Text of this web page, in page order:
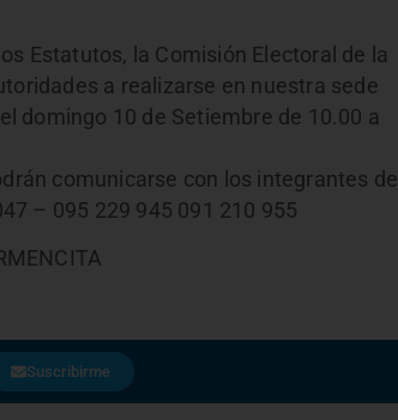
Estatutos, la Comisión Electoral de la
a realizarse en nuestra sede
domingo 10 de Setiembre de 10.00 a
comunicarse con los integrantes de
– 095 229 945 091 210 955
Suscribirme